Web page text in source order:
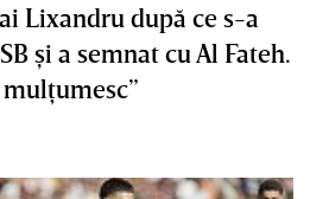
Lixandru după ce s-a
şi a semnat cu Al Fateh.